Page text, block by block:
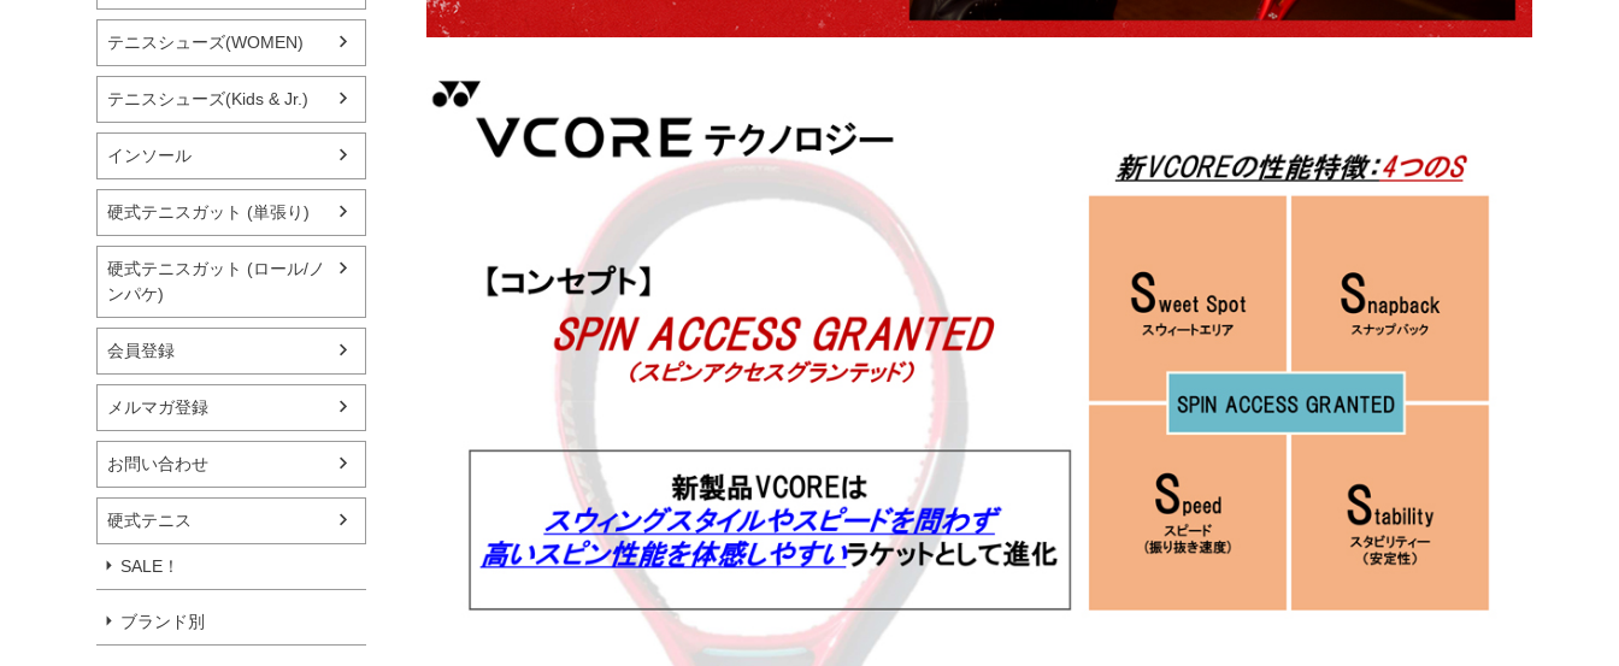
テニスシューズ(WOMEN)
テニスシューズ(Kids & Jr.)
インソール
硬式テニスガット (単張り)
硬式テニスガット (ロール/ノ
ンパケ)
会員登録
メルマガ登録
お問い合わせ
硬式テニス
SALE！
ブランド別